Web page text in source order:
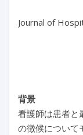
Journal of
背景
看護師は患者と
の徴候について